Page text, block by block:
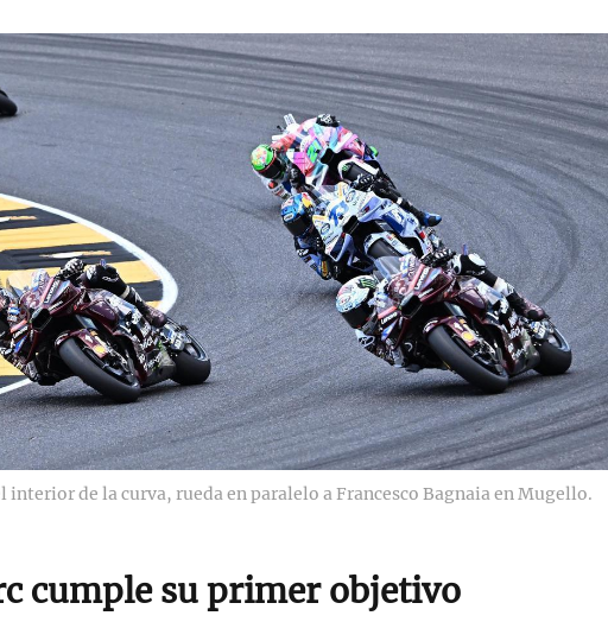
interior de la curva, rueda en paralelo a Francesco Bagnaia en Mugello.
cumple su primer objetivo